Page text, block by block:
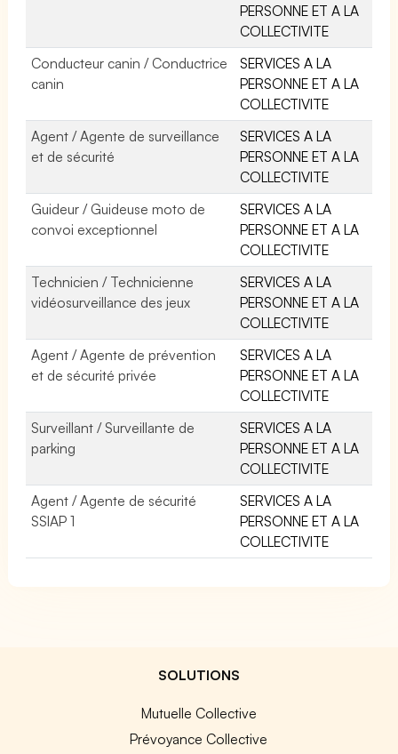
PERSONNE ET A LA
COLLECTIVITE
Conducteur canin / Conductrice
canin
SERVICES A LA
PERSONNE ET A LA
COLLECTIVITE
Agent / Agente de surveillance
et de sécurité
SERVICES A LA
PERSONNE ET A LA
COLLECTIVITE
Guideur / Guideuse moto de
convoi exceptionnel
SERVICES A LA
PERSONNE ET A LA
COLLECTIVITE
Technicien / Technicienne
vidéosurveillance des jeux
SERVICES A LA
PERSONNE ET A LA
COLLECTIVITE
Agent / Agente de prévention
et de sécurité privée
SERVICES A LA
PERSONNE ET A LA
COLLECTIVITE
Surveillant / Surveillante de
parking
SERVICES A LA
PERSONNE ET A LA
COLLECTIVITE
Agent / Agente de sécurité
SSIAP 1
SERVICES A LA
PERSONNE ET A LA
COLLECTIVITE
SOLUTIONS
Mutuelle Collective
Prévoyance Collective